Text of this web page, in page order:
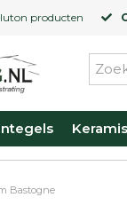
producten
Bastogne